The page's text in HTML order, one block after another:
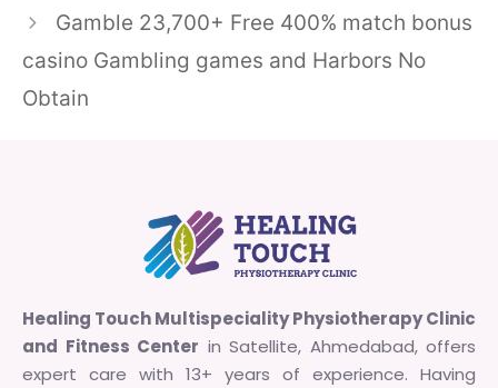
Gamble 23,700+ Free 400% match bonus
casino Gambling games and Harbors No
Obtain
Healing Touch Multispeciality Physiotherapy Clinic
and Fitness Center in Satellite, Ahmedabad, offers
expert care with 13+ years of experience. Having